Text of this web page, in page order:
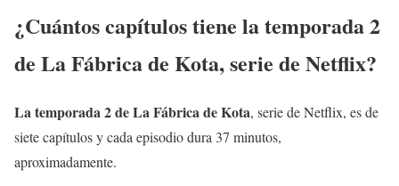
¿Cuántos capítulos tiene la temporada 2
de La Fábrica de Kota, serie de Netflix?
La temporada 2 deLa Fábrica de Kota, serie de Netflix, es de
siete capítulos y cada episodio dura 37 minutos,
aproximadamente.